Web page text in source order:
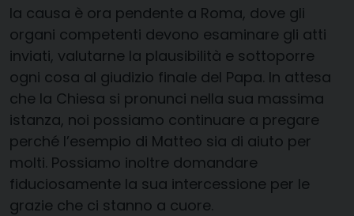
la causa è ora pendente a Roma, dove gli
organi competenti devono esaminare gli atti
inviati, valutarne la plausibilità e sottoporre
ogni cosa al giudizio finale del Papa. In attesa
che la Chiesa si pronunci nella sua massima
istanza, noi possiamo continuare a pregare
perché l’esempio di Matteo sia di aiuto per
molti. Possiamo inoltre domandare
fiduciosamente la sua intercessione per le
grazie che ci stanno a cuore.